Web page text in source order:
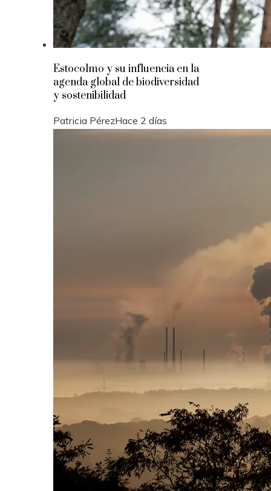
Estocolmo y su influencia en la
agenda global de biodiversidad
y sostenibilidad
Patricia PérezHace 2 días